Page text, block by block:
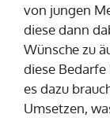
von jungen
diese dann
Wünsche zu
diese
es dazu
Umsetzen,